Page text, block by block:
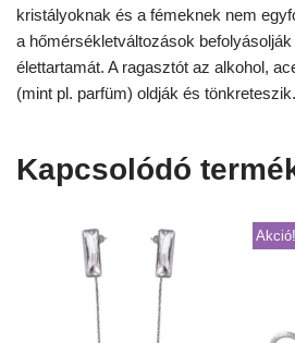
kristályoknak és a fémeknek nem
a hőmérsékletváltozások
élettartamát. A ragasztót az alkohol,
(mint pl. parfüm) oldják és tönkreteszik.
Kapcsolódó
Akció!